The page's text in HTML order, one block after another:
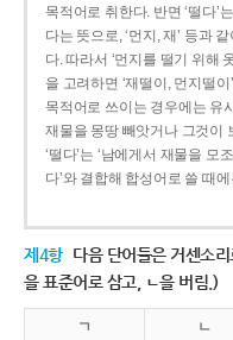
목적어로 취한다. 반면 ‘떨다’
다는 뜻으로, ‘먼지, 재’ 등과
다. 따라서 ‘먼지를 떨기 위해
을 고려하면 ‘재떨이, 먼지떨이
목적어로 쓰이는 경우에는 유
재물을 몽땅 빼앗거나 그것이
‘떨다’는 ‘남에게서 재물을 모
다’와 결합해 합성어로 쓸 때에
제4항 다음 단어들은 거센소
을 표준어로 삼고, ㄴ을 버림.)
ㄱ ㄴ